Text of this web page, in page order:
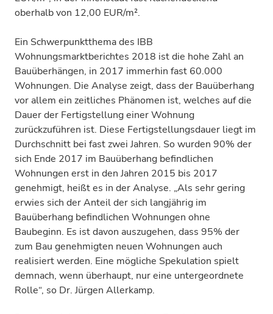
oberhalb von 12,00 EUR/m².
Ein Schwerpunktthema des IBB
Wohnungsmarktberichtes 2018 ist die hohe Zahl an
Bauüberhängen, in 2017 immerhin fast 60.000
Wohnungen. Die Analyse zeigt, dass der Bauüberhang
vor allem ein zeitliches Phänomen ist, welches auf die
Dauer der Fertigstellung einer Wohnung
zurückzuführen ist. Diese Fertigstellungsdauer liegt im
Durchschnitt bei fast zwei Jahren. So wurden 90% der
sich Ende 2017 im Bauüberhang befindlichen
Wohnungen erst in den Jahren 2015 bis 2017
genehmigt, heißt es in der Analyse. „Als sehr gering
erwies sich der Anteil der sich langjährig im
Bauüberhang befindlichen Wohnungen ohne
Baubeginn. Es ist davon auszugehen, dass 95% der
zum Bau genehmigten neuen Wohnungen auch
realisiert werden. Eine mögliche Spekulation spielt
demnach, wenn überhaupt, nur eine untergeordnete
Rolle“, so Dr. Jürgen Allerkamp.